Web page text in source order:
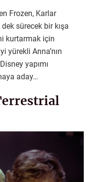
Frozen, Karlar
sürecek bir kışa
kurtarmak için
yürekli Anna’nın
yapımı
aday…